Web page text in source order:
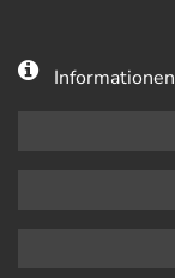
Informationen